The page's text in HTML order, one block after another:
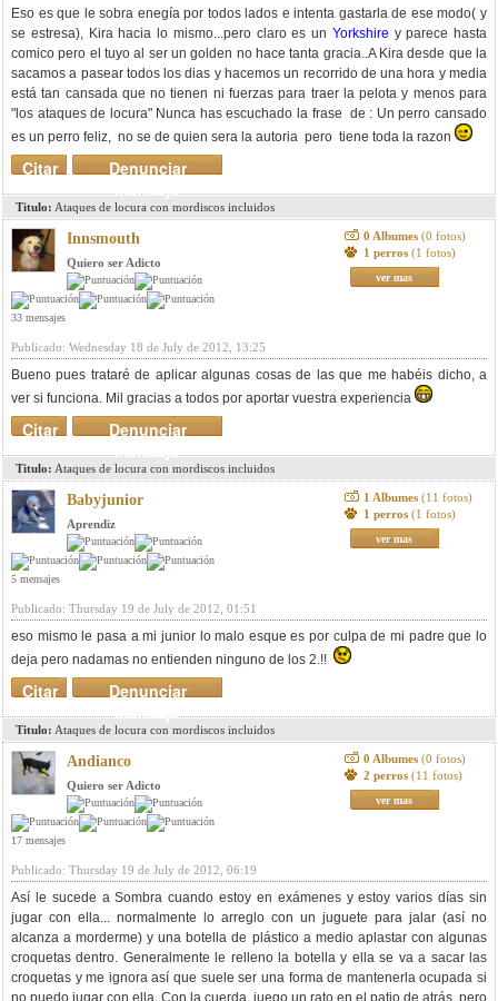
Eso es que le sobra enegía por todos lados e intenta gastarla de ese modo( y
se estresa), Kira hacia lo mismo...pero claro es un Yorkshire y parece hasta
comico pero el tuyo al ser un golden no hace tanta gracia..A Kira desde que la
sacamos a pasear todos los dias y hacemos un recorrido de una hora y media
está tan cansada que no tienen ni fuerzas para traer la pelota y menos para
"los ataques de locura" Nunca has escuchado la frase de : Un perro cansado
es un perro feliz, no se de quien sera la autoria pero tiene toda la razon
Denunciar
mensaje
Citar
Titulo: Ataques de locura con mordiscos incluidos
Innsmouth
Quiero ser Adicto
33 mensajes
0 Albumes (0 fotos)
1 perros (1 fotos)
ver mas
Publicado: Wednesday 18 de July de 2012, 13:25
Bueno pues trataré de aplicar algunas cosas de las que me habéis dicho, a
ver si funciona. Mil gracias a todos por aportar vuestra experiencia
Denunciar
mensaje
Citar
Titulo: Ataques de locura con mordiscos incluidos
Babyjunior
Aprendiz
5 mensajes
1 Albumes (11 fotos)
1 perros (1 fotos)
ver mas
Publicado: Thursday 19 de July de 2012, 01:51
eso mismo le pasa a mi junior lo malo esque es por culpa de mi padre que lo
deja pero nadamas no entienden ninguno de los 2.!!
Denunciar
mensaje
Citar
Titulo: Ataques de locura con mordiscos incluidos
Andianco
Quiero ser Adicto
17 mensajes
0 Albumes (0 fotos)
2 perros (11 fotos)
ver mas
Publicado: Thursday 19 de July de 2012, 06:19
Así le sucede a Sombra cuando estoy en exámenes y estoy varios días sin
jugar con ella... normalmente lo arreglo con un juguete para jalar (así no
alcanza a morderme) y una botella de plástico a medio aplastar con algunas
croquetas dentro. Generalmente le relleno la botella y ella se va a sacar las
croquetas y me ignora así que suele ser una forma de mantenerla ocupada si
no puedo jugar con ella. Con la cuerda, juego un rato en el patio de atrás, pero